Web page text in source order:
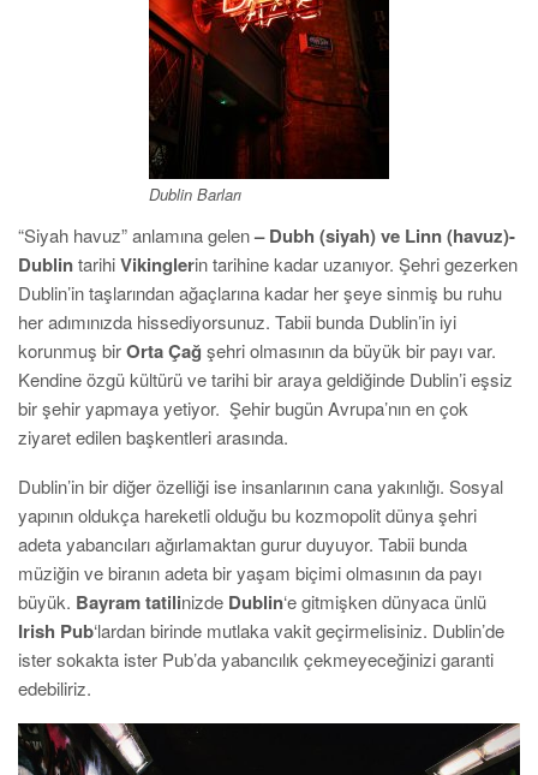
Dublin Barları
“Siyah havuz” anlamına gelen– Dubh (siyah) ve Linn (havuz)-
DublintarihiVikinglerin tarihine kadar uzanıyor. Şehri gezerken
Dublin’in taşlarından ağaçlarına kadar her şeye sinmiş bu ruhu
her adımınızda hissediyorsunuz. Tabii bunda Dublin’in iyi
korunmuş birOrta Çağ şehri olmasının da büyük bir payı var.
Kendine özgü kültürü ve tarihi bir araya geldiğinde Dublin’i eşsiz
bir şehir yapmaya yetiyor. Şehir bugün Avrupa’nın en çok
ziyaret edilen başkentleri arasında.
Dublin’in bir diğer özelliği ise insanlarının cana yakınlığı. Sosyal
yapının oldukça hareketli olduğu bu kozmopolit dünya şehri
adeta yabancıları ağırlamaktan gurur duyuyor. Tabii bunda
müziğin ve biranın adeta bir yaşam biçimi olmasının da payı
büyük. Bayram tatilinizde Dublin‘e gitmişken dünyaca ünlü
Irish Pub‘lardan birinde mutlaka vakit geçirmelisiniz. Dublin’de
ister sokakta ister Pub’da yabancılık çekmeyeceğinizi garanti
edebiliriz.